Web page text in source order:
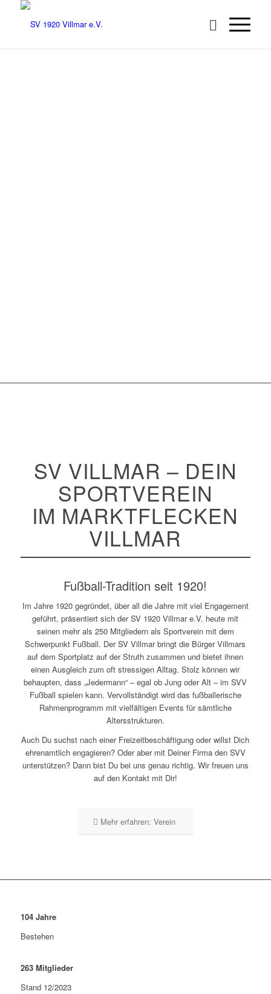
SV VILLMAR – DEIN
SPORTVEREIN
IM MARKTFLECKEN
VILLMAR
Fußball-Tradition seit 1920!
Im Jahre 1920 gegründet, über all die Jahre mit viel Engagement
geführt, präsentiert sich der SV 1920 Villmar e.V. heute mit
seinen mehr als 250 Mitgliedern als Sportverein mit dem
Schwerpunkt Fußball. Der SV Villmar bringt die Bürger Villmars
auf dem Sportplatz auf der Struth zusammen und bietet ihnen
einen Ausgleich zum oft stressigen Alltag. Stolz können wir
behaupten, dass „Jedermann“ – egal ob Jung oder Alt – im SVV
Fußball spielen kann. Vervollständigt wird das fußballerische
Rahmenprogramm mit vielfältigen Events für sämtliche
Altersstrukturen.
Auch Du suchst nach einer Freizeitbeschäftigung oder willst Dich
ehrenamtlich engagieren? Oder aber mit Deiner Firma den SVV
unterstützen? Dann bist Du bei uns genau richtig. Wir freuen uns
auf den Kontakt mit Dir!
Mehr erfahren: Verein
104Jahre
Bestehen
263Mitglieder
Stand 12/2023